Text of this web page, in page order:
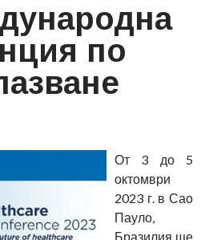
по
От 3 до 5
октомври
2023 г. в Сао
Пауло,
Бразилия ще